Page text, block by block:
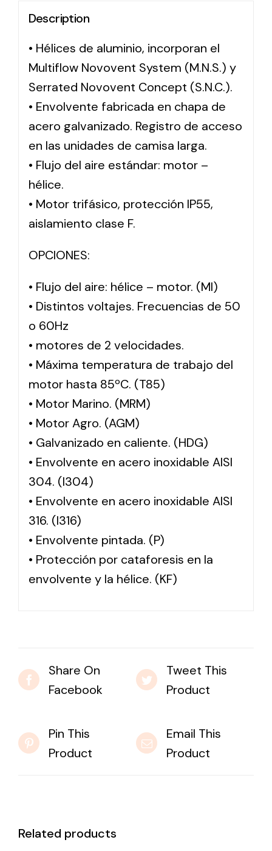
Description
• Hélices de aluminio, incorporan el
Multiflow Novovent System (M.N.S.) y
Serrated Novovent Concept (S.N.C.).
• Envolvente fabricada en chapa de
acero galvanizado. Registro de acceso
en las unidades de camisa larga.
• Flujo del aire estándar: motor –
hélice.
• Motor trifásico, protección IP55,
aislamiento clase F.
OPCIONES:
• Flujo del aire: hélice – motor. (MI)
• Distintos voltajes. Frecuencias de 50
o 60Hz
• motores de 2 velocidades.
• Máxima temperatura de trabajo del
motor hasta 85ºC. (T85)
• Motor Marino. (MRM)
• Motor Agro. (AGM)
• Galvanizado en caliente. (HDG)
• Envolvente en acero inoxidable AISI
304. (I304)
• Envolvente en acero inoxidable AISI
316. (I316)
• Envolvente pintada. (P)
• Protección por cataforesis en la
envolvente y la hélice. (KF)
Share On
Facebook
Tweet This
Product
Pin This
Product
Email This
Product
Related products